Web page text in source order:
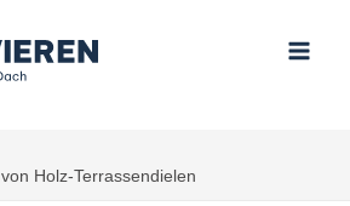
Holz-Terrassendielen